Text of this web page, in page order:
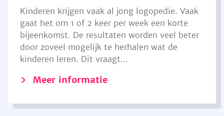
Kinderen krijgen vaak al jong logopedie. Vaak
gaat het om 1 of 2 keer per week een korte
bijeenkomst. De resultaten worden veel beter
door zoveel mogelijk te herhalen wat de
kinderen leren. Dit vraagt...
Meer informatie